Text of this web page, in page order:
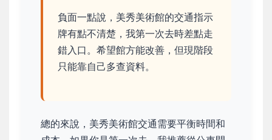
負面一點說，美秀美術館的交通指示
牌有點不清楚，我第一次去時差點走
錯入口。希望館方能改善，但現階段
只能靠自己多查資料。
總的來說，美秀美術館交通需要平衡時間和